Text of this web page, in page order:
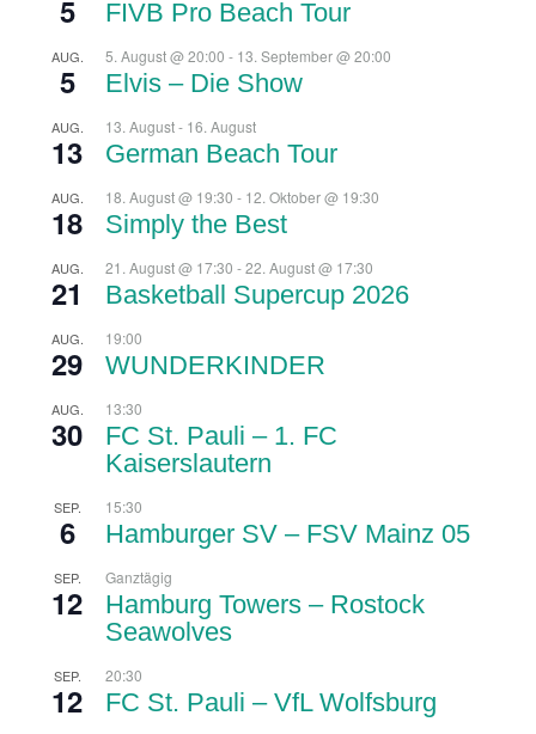
5 FIVB Pro Beach Tour
AUG.
5
5. August @ 20:00 - 13. September @ 20:00
Elvis – Die Show
AUG.
13
13. August- 16. August
German Beach Tour
AUG.
18
18. August @ 19:30 - 12. Oktober @ 19:30
Simply the Best
AUG.
21
21. August @ 17:30 -22. August @ 17:30
Basketball Supercup 2026
AUG.
29
19:00
WUNDERKINDER
AUG.
30
13:30
FC St. Pauli – 1. FC
Kaiserslautern
SEP.
6
15:30
Hamburger SV – FSV Mainz 05
SEP.
12
Ganztägig
Hamburg Towers – Rostock
Seawolves
SEP.
12
20:30
FC St. Pauli – VfL Wolfsburg